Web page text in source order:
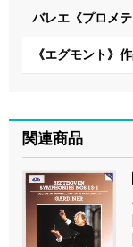
バレエ《プロメ
《エグモント》
関連商品